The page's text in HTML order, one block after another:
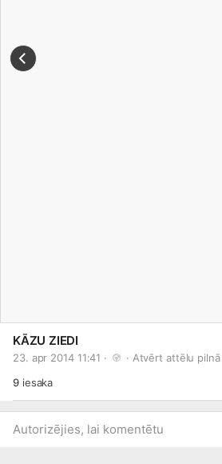
KĀZU ZIEDI
23. apr 2014 11:41 · · Atvērt attēlu pilnā
9iesaka
Autorizējies, lai komentētu